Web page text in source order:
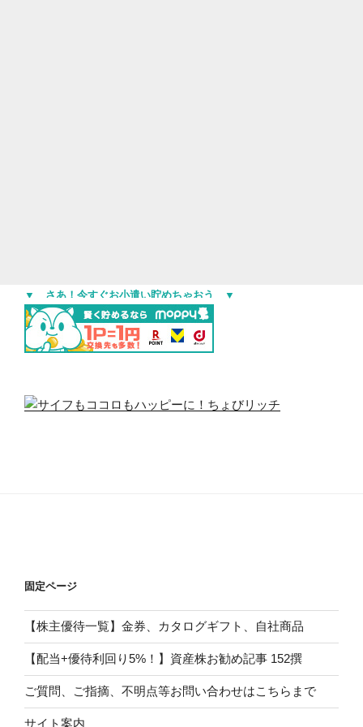
▼ さあ！今すぐお小遣い貯めちゃおう ▼
固定ページ
【株主優待一覧】金券、カタログギフト、自社商品
【配当+優待利回り5%！】資産株お勧め記事 152撰
ご質問、ご指摘、不明点等お問い合わせはこちらまで
サイト案内